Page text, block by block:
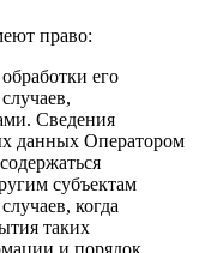
право:
его
Сведения
данных Оператором
субъектам
когда
таких